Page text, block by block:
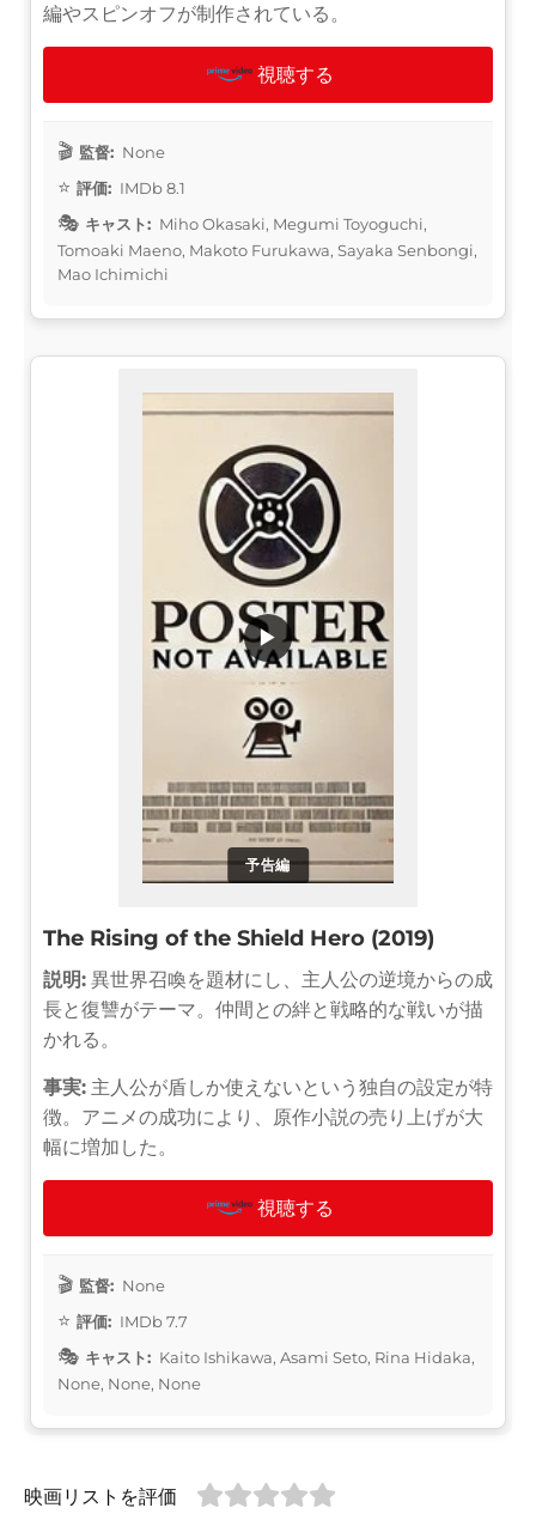
編やスピンオフが制作されている。
視聴する
監督: None
評価: IMDb 8.1
キャスト: Miho Okasaki, Megumi Toyoguchi,
Tomoaki Maeno, Makoto Furukawa, Sayaka Senbongi,
Mao Ichimichi
予告編
▶
The Rising of the Shield Hero (2019)
説明: 異世界召喚を題材にし、主人公の逆境からの成
長と復讐がテーマ。仲間との絆と戦略的な戦いが描
かれる。
事実: 主人公が盾しか使えないという独自の設定が特
徴。アニメの成功により、原作小説の売り上げが大
幅に増加した。
視聴する
監督: None
評価: IMDb 7.7
キャスト: Kaito Ishikawa, Asami Seto, Rina Hidaka,
None, None, None
映画リストを評価